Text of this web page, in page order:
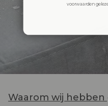
Waarom wij
voorwaarden